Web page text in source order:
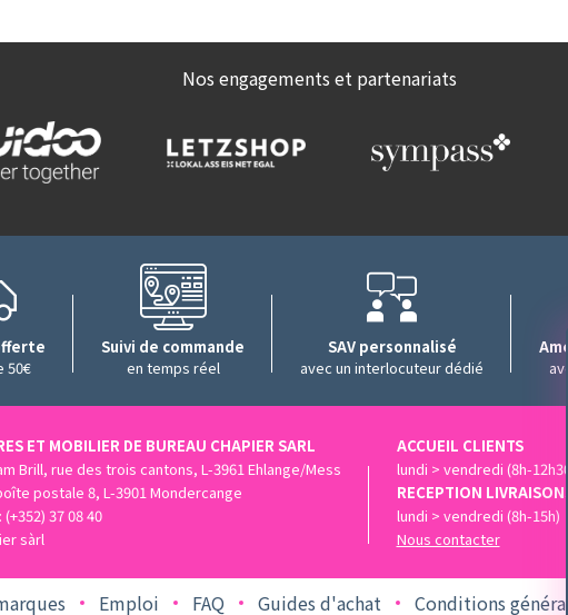
Nos engagements et partenariats
50€
Suivi de commande
en temps réel
SAV personnalisé
avec un interlocuteur dédié
ET MOBILIER DE BUREAU CHAPIER SARL
Brill, rue des trois cantons, L-3961 Ehlange/Mess
postale 8, L-3901 Mondercange
(+352) 37 08 40
sàrl
ACCUEIL CLIENTS
lundi > vendredi (8h-
RECEPTION
lundi > vendredi (8h-15h)
Nous contacter
Emploi FAQ Guides d'achat Conditions